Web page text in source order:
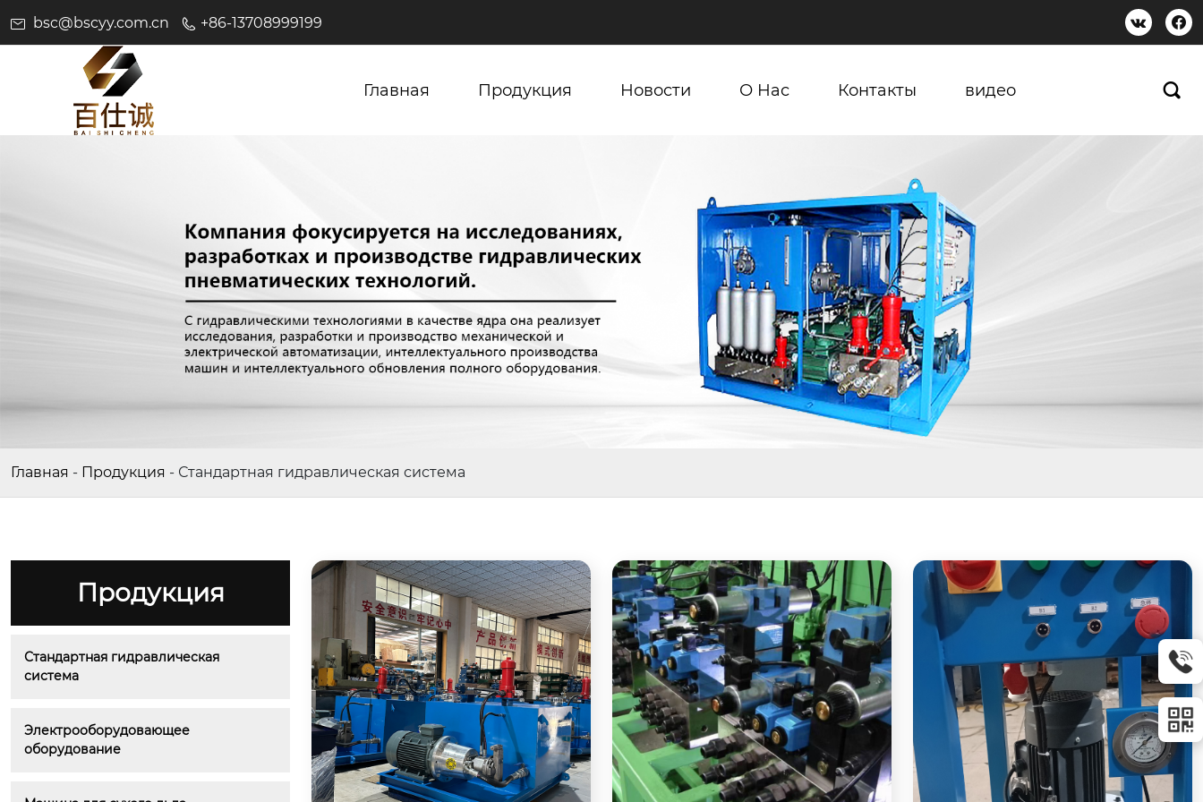
bsc@bscyy.com.cn +86-13708999199  
Главная Продукция Новости О Нас Контакты видео 
Главная - Продукция - Стандартная гидравлическая система
Продукция
Стандартная гидравлическая
система
Электрооборудовающее
оборудование